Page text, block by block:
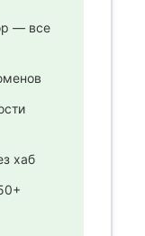
— все
хаб